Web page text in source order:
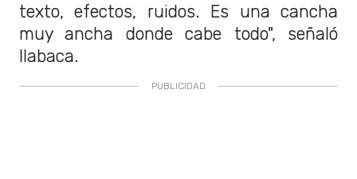
texto, efectos, ruidos. Es una cancha
muy ancha donde cabe todo", señaló
Ilabaca.